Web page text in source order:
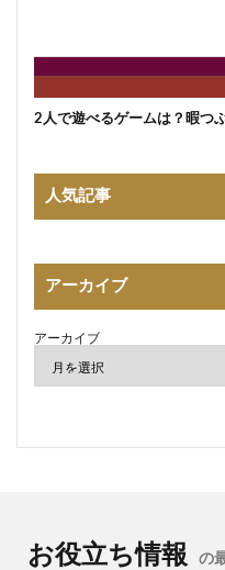
2人で遊べるゲームは？暇つ
人気記事
アーカイブ
アーカイブ
お役立ち情報 の